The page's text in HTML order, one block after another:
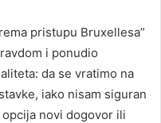
pristupu Bruxellesa”
i ponudio
da se vratimo na
iako nisam siguran
novi dogovor ili